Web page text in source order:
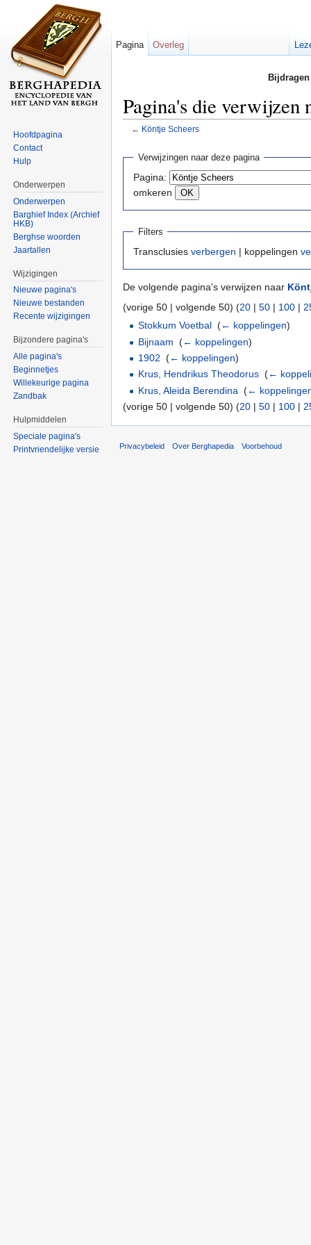
Pagina's die verwijzen
← Köntje Scheers
Verwijzingen naar deze pagina
Pagina:
omkeren
Filters
Transclusies verbergen | koppelingen
De volgende pagina's verwijzen naar
(vorige 50 | volgende 50) (20 | 50 | 100 |
Stokkum Voetbal ‎(← koppelingen)
Bijnaam ‎(← koppelingen)
1902 ‎(← koppelingen)
Krus, Hendrikus Theodorus ‎(←
Krus, Aleida Berendina ‎(←
(vorige 50 | volgende 50) (20 | 50 | 100 |
Pagina Overleg
Hoofdpagina
Contact
Hulp
Onderwerpen
Onderwerpen
Barghief Index (Archief
HKB)
Berghse woorden
Jaartallen
Wijzigingen
Nieuwe pagina's
Nieuwe bestanden
Recente wijzigingen
Bijzondere pagina's
Alle pagina's
Beginnetjes
Willekeurige pagina
Zandbak
Hulpmiddelen
Speciale pagina's
Printvriendelijke versie
Privacybeleid Over Berghapedia Voorbehoud